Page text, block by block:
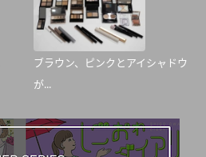
ブラウン、ピンクとアイシャドウ
が...